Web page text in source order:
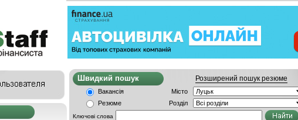
Швидкий пошук Розширений пошук резюме
Вакансія
Місто
Резюме
Розділ
Ключові слова